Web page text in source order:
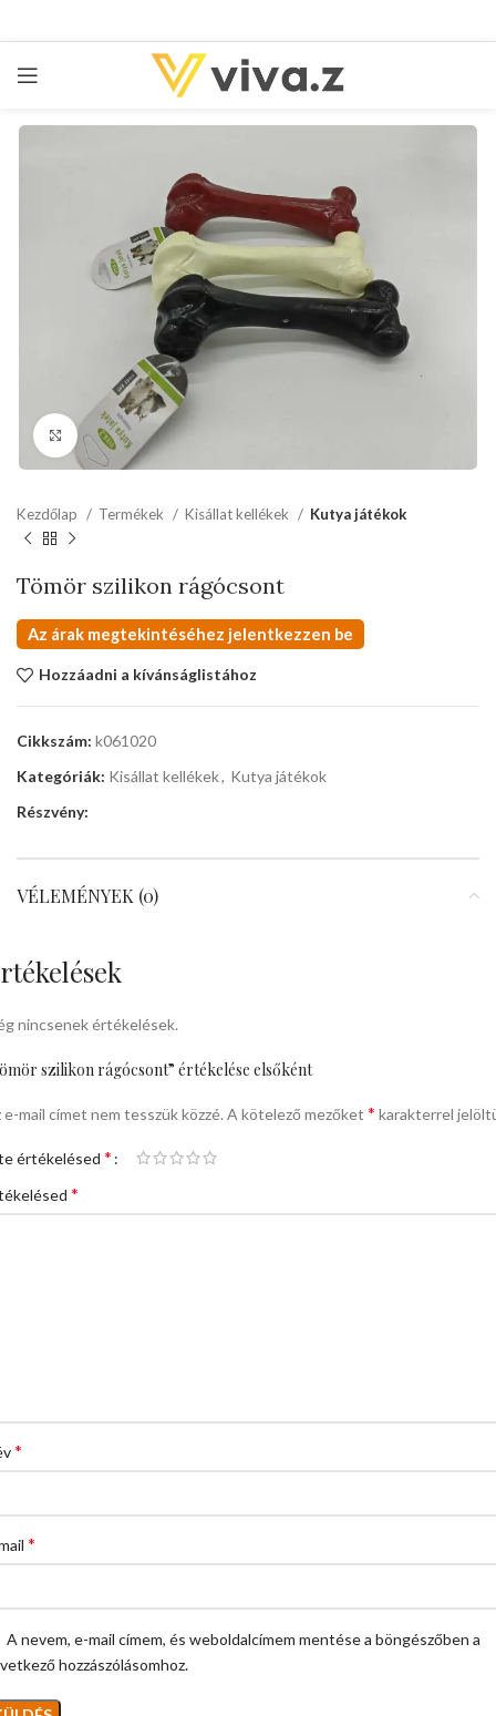
kattints a kinagyításhoz
Kezdőlap Termékek Kisállat kellékek Kutya játékok
Tömör szilikon rágócsont
Az árak megtekintéséhez jelentkezzen be
Hozzáadni a kívánságlistához
Cikkszám: k061020
Kategóriák: Kisállat kellékek, Kutya játékok
Részvény:
VÉLEMÉNYEK (0)
nincsenek értékelések.
szilikon rágócsont” értékelése elsőként
e-mail címet nem tesszük közzé. A kötelező mezőket * karakterrel
értékelésed *
*
*
*
A nevem, e-mail címem, és weboldalcímem mentése a böngészőben a
hozzászólásomhoz.